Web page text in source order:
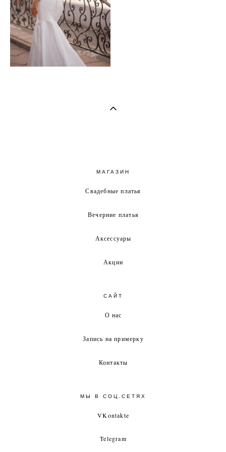
МАГАЗИН
Свадебные платья
Вечерние платья
Аксессуары
Акции
САЙТ
О нас
Запись на примерку
Контакты
МЫ В СОЦ.СЕТЯХ
VKontakte
Telegram